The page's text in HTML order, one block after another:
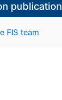
publication
FIS team